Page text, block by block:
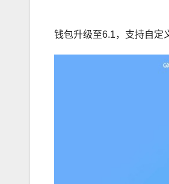
钱包升级至6.1，支持自定